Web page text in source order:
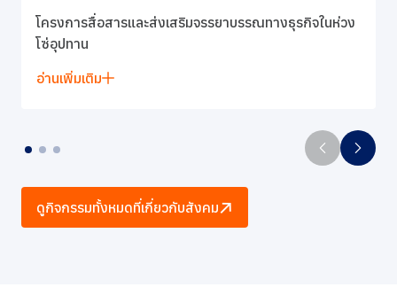
โครงการสื่อสารและส่งเสริมจรรยาบรรณทางธุรกิจในห่วง
โซ่อุปทาน
อ่านเพิ่มเติม
ดูกิจกรรมทั้งหมดที่เกี่ยวกับสังคม